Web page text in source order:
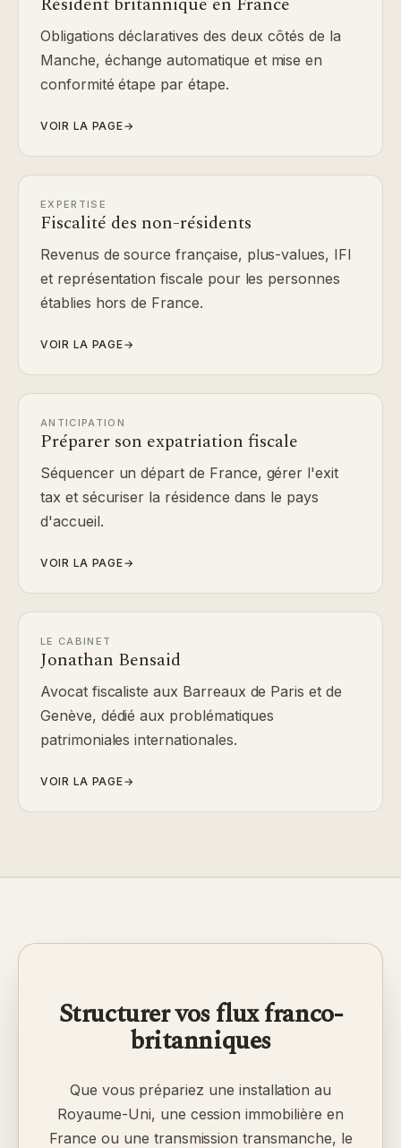
Obligations déclaratives des deux côtés de la
Manche, échange automatique et mise en
conformité étape par étape.
VOIR LA PAGE→
EXPERTISE
Fiscalité des non-résidents
Revenus de source française, plus-values, IFI
et représentation fiscale pour les personnes
établies hors de France.
VOIR LA PAGE→
ANTICIPATION
Préparer son expatriation fiscale
Séquencer un départ de France, gérer l'exit
tax et sécuriser la résidence dans le pays
d'accueil.
VOIR LA PAGE→
LE CABINET
Jonathan Bensaid
Avocat fiscaliste aux Barreaux de Paris et de
Genève, dédié aux problématiques
patrimoniales internationales.
VOIR LA PAGE→
Structurer vos flux franco-
britanniques
Que vous prépariez une installation au
Royaume-Uni, une cession immobilière en
France ou une transmission transmanche, le